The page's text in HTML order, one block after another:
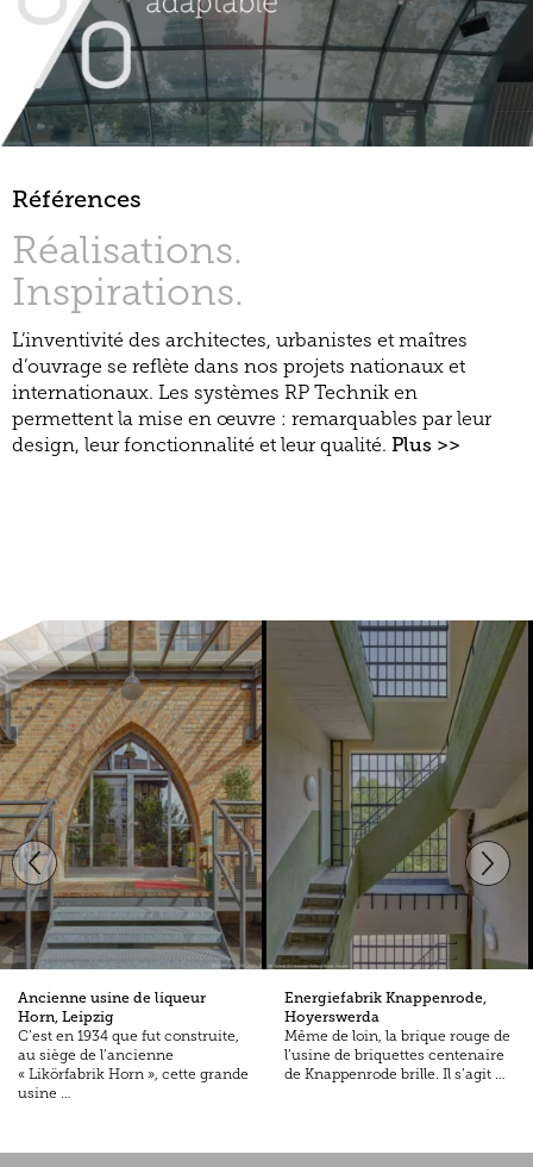
Références
Réalisations.
Inspirations.
L’inventivité des architectes, urbanistes et maîtres
d’ouvrage se reflète dans nos projets nationaux et
internationaux. Les systèmes RP Technik en
permettent la mise en œuvre : remarquables par leur
design, leur fonctionnalité et leur qualité. Plus >>
Ancienne usine de liqueur
Horn, Leipzig
C’est en 1934 que fut construite,
au siège de l’ancienne
« Likörfabrik Horn », cette grande
usine …
Energiefabrik Knappenrode,
Hoyerswerda
Même de loin, la brique rouge de
l’usine de briquettes centenaire
de Knappenrode brille. Il s’agit …